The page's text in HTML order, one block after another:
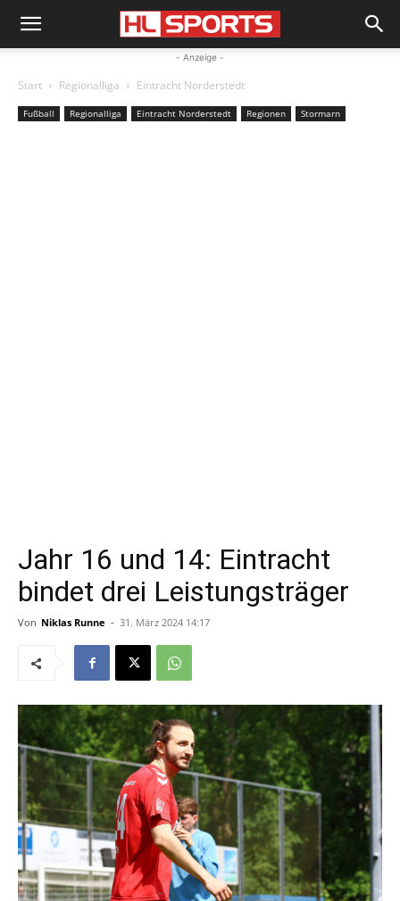
- Anzeige -
Start Regionalliga Eintracht Norderstedt
Fußball Regionalliga Eintracht Norderstedt Regionen Stormarn
Jahr 16 und 14: Eintracht
bindet drei Leistungsträger
Von Niklas Runne - 31. März 2024 14:17